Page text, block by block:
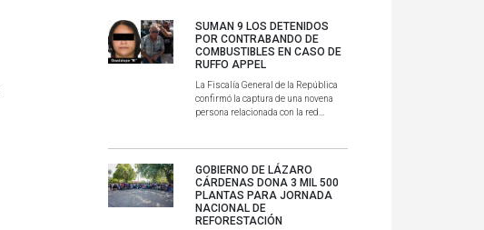
SUMAN 9 LOS DETENIDOS
POR CONTRABANDO DE
COMBUSTIBLES EN CASO DE
RUFFO APPEL
La Fiscalía General de la República
confirmó la captura de una novena
persona relacionada con la red...
GOBIERNO DE LÁZARO
CÁRDENAS DONA 3 MIL 500
PLANTAS PARA JORNADA
NACIONAL DE
REFORESTACIÓN